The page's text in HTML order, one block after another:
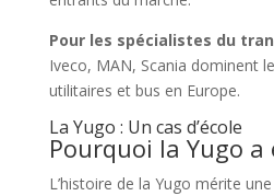
Pour les spécialistes du
Iveco, MAN, Scania dominent
utilitaires et bus en Europe.
La Yugo : Un cas d’école
Pourquoi la Yugo a
L’histoire de la Yugo mérite